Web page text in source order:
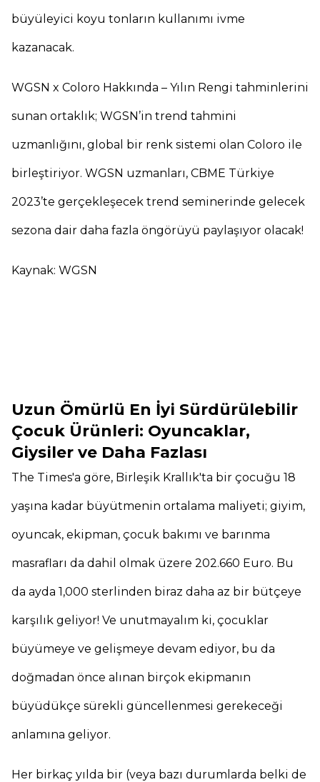
büyüleyici koyu tonların kullanımı ivme
kazanacak.
WGSN x Coloro Hakkında – Yılın Rengi tahminlerini
sunan ortaklık; WGSN’in trend tahmini
uzmanlığını, global bir renk sistemi olan Coloro ile
birleştiriyor. WGSN uzmanları, CBME Türkiye
2023’te gerçekleşecek trend seminerinde gelecek
sezona dair daha fazla öngörüyü paylaşıyor olacak!
Kaynak: WGSN
Uzun Ömürlü En İyi Sürdürülebilir
Çocuk Ürünleri: Oyuncaklar,
Giysiler ve Daha Fazlası
The Times'a göre, Birleşik Krallık'ta bir çocuğu 18
yaşına kadar büyütmenin ortalama maliyeti; giyim,
oyuncak, ekipman, çocuk bakımı ve barınma
masrafları da dahil olmak üzere 202.660 Euro. Bu
da ayda 1,000 sterlinden biraz daha az bir bütçeye
karşılık geliyor! Ve unutmayalım ki, çocuklar
büyümeye ve gelişmeye devam ediyor, bu da
doğmadan önce alınan birçok ekipmanın
büyüdükçe sürekli güncellenmesi gerekeceği
anlamına geliyor.
Her birkaç yılda bir (veya bazı durumlarda belki de